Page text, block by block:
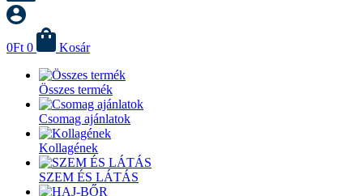
0Ft 0 Kosár
Összes termék
Csomag ajánlatok
Kollagének
SZEM ÉS LÁTÁS